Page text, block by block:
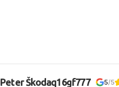
Peter Škodaq16gf777 5/5